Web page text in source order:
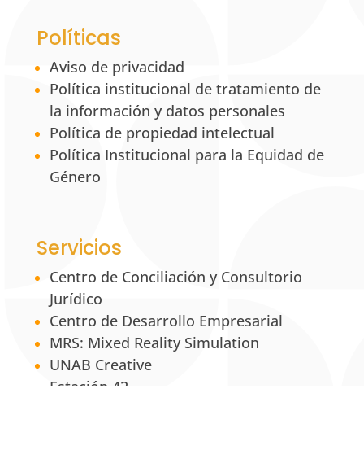
Políticas
Aviso de privacidad
Política institucional de tratamiento de
la información y datos personales
Política de propiedad intelectual
Política Institucional para la Equidad de
Género
Servicios
Centro de Conciliación y Consultorio
Jurídico
Centro de Desarrollo Empresarial
MRS: Mixed Reality Simulation
UNAB Creative
Estación 42